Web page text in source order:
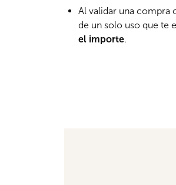
Al validar una compra
de un solo uso que te
el importe.